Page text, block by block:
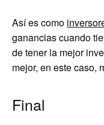
Así es como
ganancias cuando
de tener la mejor
mejor, en este caso,
Final